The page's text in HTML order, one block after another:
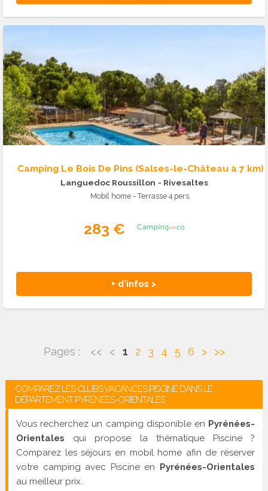
Camping Le Bois De Pins (Salses-le-Château à 7 km)
Languedoc Roussillon - Rivesaltes
Mobil home - Terrasse 4 pers.
283 €
+ d'infos >
Pages : << < 1 2 3 4 5 6 > >>
COMPAREZ LES CLUBS VACANCES PISCINE DANS LE
DÉPARTEMENT PYRÉNÉES-ORIENTALES
Vous recherchez un camping disponible en Pyrénées-
Orientales qui propose la thématique Piscine ?
Comparez les séjours en mobil home afin de réserver
votre camping avec Piscine en Pyrénées-Orientales
au meilleur prix.